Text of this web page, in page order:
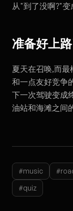
从"到了没啊?"
准备好上
夏天在召唤,而
和一点友好竞争
下一次驾驶变成
油站和海滩之间
#music
#quiz